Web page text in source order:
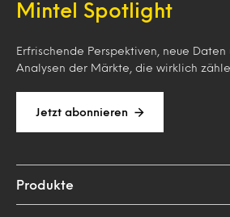
Mintel Spotlight
Erfrischende Perspektiven, neue
Analysen der Märkte, die wirklich
Jetzt abonnieren
Produkte